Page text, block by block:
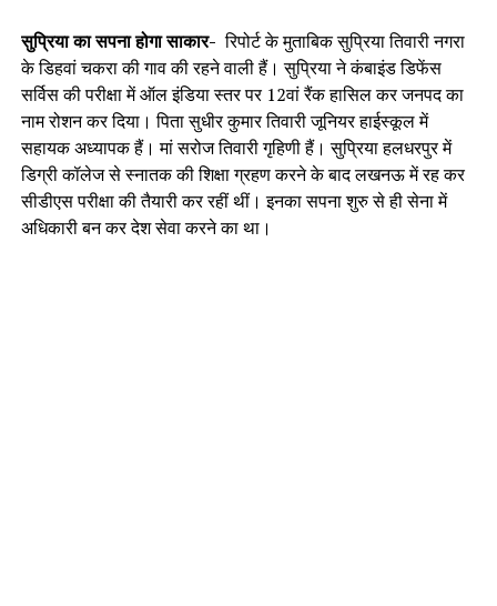
सुप्रिया का सपना होगा साकार- रिपोर्ट के मुताबिक सुप्रिया तिवारी नगरा
के डिहवां चकरा की गाव की रहने वाली हैं। सुप्रिया ने कंबाइंड डिफेंस
सर्विस की परीक्षा में ऑल इंडिया स्तर पर 12वां रैंक हासिल कर जनपद का
नाम रोशन कर दिया। पिता सुधीर कुमार तिवारी जूनियर हाईस्कूल में
सहायक अध्यापक हैं। मां सरोज तिवारी गृहिणी हैं। सुप्रिया हलधरपुर में
डिग्री कॉलेज से स्नातक की शिक्षा ग्रहण करने के बाद लखनऊ में रह कर
सीडीएस परीक्षा की तैयारी कर रहीं थीं। इनका सपना शुरु से ही सेना में
अधिकारी बन कर देश सेवा करने का था।